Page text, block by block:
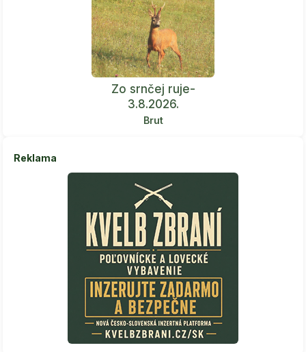
Zo srnčej ruje-
3.8.2026.
Brut
Reklama